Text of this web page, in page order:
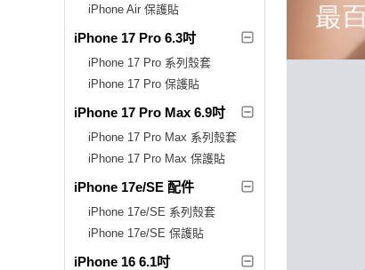
iPhone Air 保護貼
iPhone 17 Pro 6.3吋
iPhone 17 Pro 系列殼套
iPhone 17 Pro 保護貼
iPhone 17 Pro Max 6.9吋
iPhone 17 Pro Max 系列殼套
iPhone 17 Pro Max 保護貼
iPhone 17e/SE 配件
iPhone 17e/SE 系列殼套
iPhone 17e/SE 保護貼
iPhone 16 6.1吋